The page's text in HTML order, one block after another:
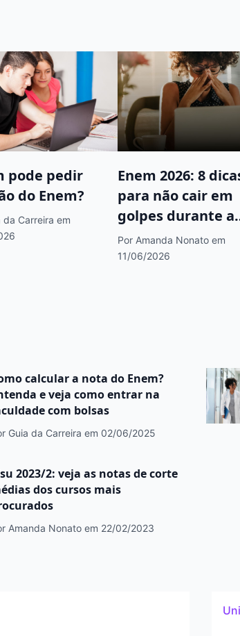
pode pedir
do Enem?
da Carreira em
Enem 2026: 8
para não cair em
golpes durante a
inscrição
Por Amanda Nonato em
11/06/2026
calcular a nota do Enem?
e veja como entrar na
com bolsas
Guia da Carreira em 02/06/2025
2023/2: veja as notas de corte
dos cursos mais
Amanda Nonato em 22/02/2023